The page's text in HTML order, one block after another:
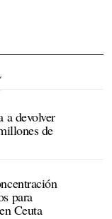
a devolver
de
para
Ceuta